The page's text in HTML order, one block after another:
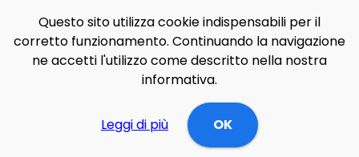
Illuminazione Online Abruzzo L'Aquila
Questo sito utilizza cookie indispensabili per il
corretto funzionamento. Continuando la navigazione
ne accetti l'utilizzo come descritto nella nostra
informativa.
Leggi di più OK